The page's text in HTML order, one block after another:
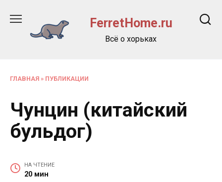
содержанию
FerretHome.ru
Всё о хорьках
ГЛАВНАЯ » ПУБЛИКАЦИИ
Чунцин (китайский
бульдог)
НА ЧТЕНИЕ
20 мин